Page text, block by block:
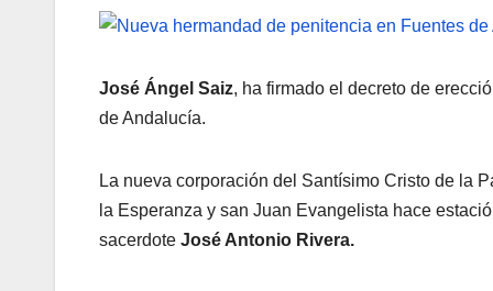
José Ángel Saiz, ha firmado el decreto de
de Andalucía.
La nueva corporación del Santísimo Cristo de la
la Esperanza y san Juan Evangelista hace
sacerdote José Antonio Rivera.